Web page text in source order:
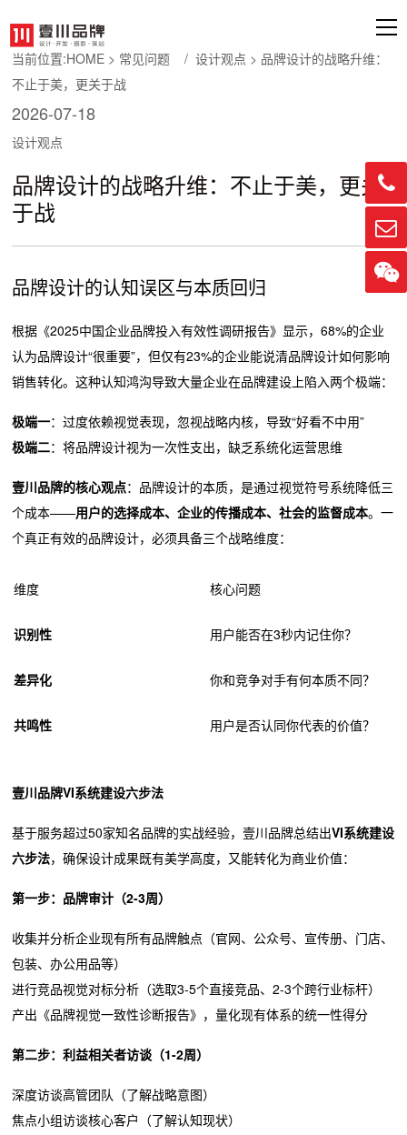
当前位置:HOME > 常见问题 /设计观点 > 品牌设计的战略升维：
不止于美，更关于战
2026-07-18
设计观点
品牌设计的战略升维：不止于美，更关
于战
品牌设计的认知误区与本质回归
根据《2025中国企业品牌投入有效性调研报告》显示，68%的企业
认为品牌设计“很重要”，但仅有23%的企业能说清品牌设计如何影响
销售转化。这种认知鸿沟导致大量企业在品牌建设上陷入两个极端：
极端一：过度依赖视觉表现，忽视战略内核，导致“好看不中用”
极端二：将品牌设计视为一次性支出，缺乏系统化运营思维
壹川品牌的核心观点：品牌设计的本质，是通过视觉符号系统降低三
个成本——用户的选择成本、企业的传播成本、社会的监督成本。一
个真正有效的品牌设计，必须具备三个战略维度：
维度 核心问题
识别性 用户能否在3秒内记住你？
差异化 你和竞争对手有何本质不同？
共鸣性 用户是否认同你代表的价值？
壹川品牌VI系统建设六步法
基于服务超过50家知名品牌的实战经验，壹川品牌总结出VI系统建设
六步法，确保设计成果既有美学高度，又能转化为商业价值：
第一步：品牌审计（2-3周）
收集并分析企业现有所有品牌触点（官网、公众号、宣传册、门店、
包装、办公用品等）
进行竞品视觉对标分析（选取3-5个直接竞品、2-3个跨行业标杆）
产出《品牌视觉一致性诊断报告》，量化现有体系的统一性得分
第二步：利益相关者访谈（1-2周）
深度访谈高管团队（了解战略意图）
焦点小组访谈核心客户（了解认知现状）


